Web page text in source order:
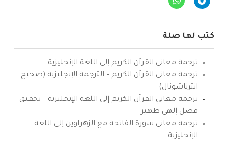
كتب لها صلة
ترجمة معاني القرآن الكريم إلى اللغة الإنجليزية
ترجمة معاني القرآن الكريم – الترجمة الإنجليزية (صحيح
انترناشونال)
ترجمة معاني القرآن الكريم إلى اللغة الإنجليزية – تحقيق
فضل إلهي ظهير
ترجمة معاني سورة الفاتحة مع الزهراوين إلى اللغة
الإنجليزية